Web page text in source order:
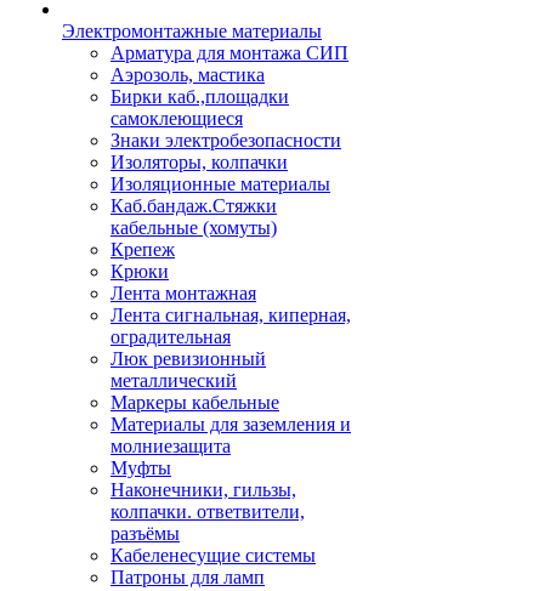
Электромонтажные материалы
Арматура для монтажа СИП
Аэрозоль, мастика
Бирки каб.,площадки
самоклеющиеся
Знаки электробезопасности
Изоляторы, колпачки
Изоляционные материалы
Каб.бандаж.Стяжки
кабельные (хомуты)
Крепеж
Крюки
Лента монтажная
Лента сигнальная, киперная,
оградительная
Люк ревизионный
металлический
Маркеры кабельные
Материалы для заземления и
молниезащита
Муфты
Наконечники, гильзы,
колпачки. ответвители,
разъёмы
Кабеленесущие системы
Патроны для ламп